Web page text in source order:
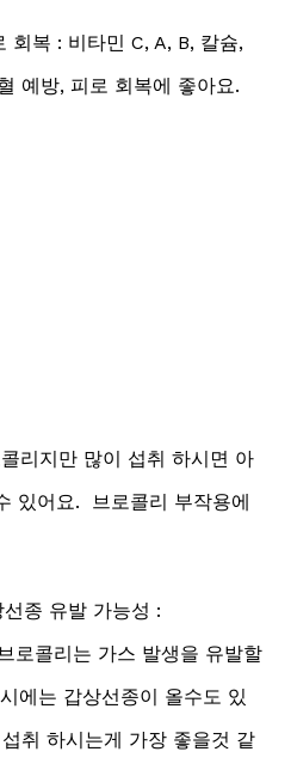
회복 : 비타민 C, A, B, 칼슘,
예방, 피로 회복에 좋아요.
리지만 많이 섭취 하시면 아
있어요. 브로콜리 부작용에
종 유발 가능성 :
로콜리는 가스 발생을 유발할
에는 갑상선종이 올수도 있
취 하시는게 가장 좋을것 같